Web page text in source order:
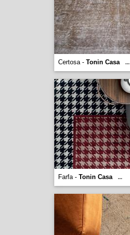
Certosa - Tonin Casa ...
Farfa - Tonin Casa ...